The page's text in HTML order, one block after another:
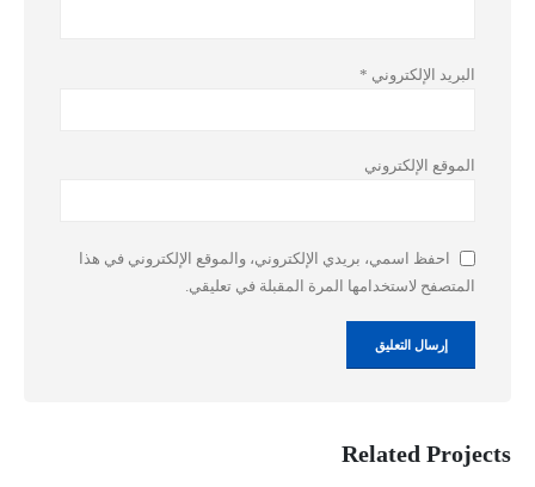
البريد الإلكتروني *
الموقع الإلكتروني
احفظ اسمي، بريدي الإلكتروني، والموقع الإلكتروني في هذا
المتصفح لاستخدامها المرة المقبلة في تعليقي.
Related Projects